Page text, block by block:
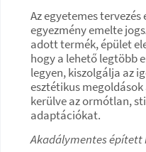
Az egyetemes
egyezmény emelte
adott termék, épület
hogy a lehető legtöbb
legyen, kiszolgálja az
esztétikus
kerülve az ormótlan,
adaptációkat.
Akadálymentes épített